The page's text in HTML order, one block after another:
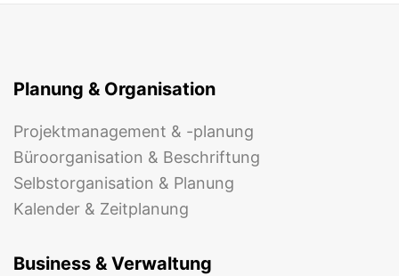
Planung & Organisation
Projektmanagement & -planung
Büroorganisation & Beschriftung
Selbstorganisation & Planung
Kalender & Zeitplanung
Business & Verwaltung